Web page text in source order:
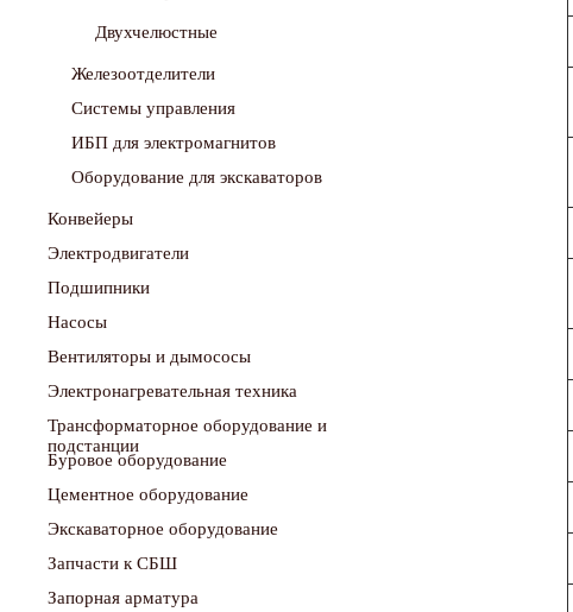
Двухчелюстные
Железоотделители
Системы управления
ИБП для электромагнитов
Оборудование для экскаваторов
Конвейеры
Электродвигатели
Подшипники
Насосы
Вентиляторы и дымососы
Электронагревательная техника
Трансформаторное оборудование и
Буровое оборудование
Цементное оборудование
Экскаваторное оборудование
Запчасти к СБШ
Запорная арматура